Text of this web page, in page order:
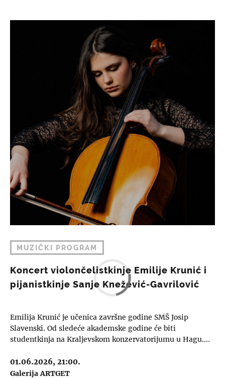
MUZIČKI PROGRAM
Koncert violončelistkinje Emilije Krunić i
pijanistkinje Sanje Knežević-Gavrilović
Emilija Krunić je učenica završne godine SMŠ Josip
Slavenski. Od sledeće akademske godine će biti
studentkinja na Kraljevskom konzervatorijumu u Hagu.…
01.06.2026, 21:00.
Galerija ARTGET